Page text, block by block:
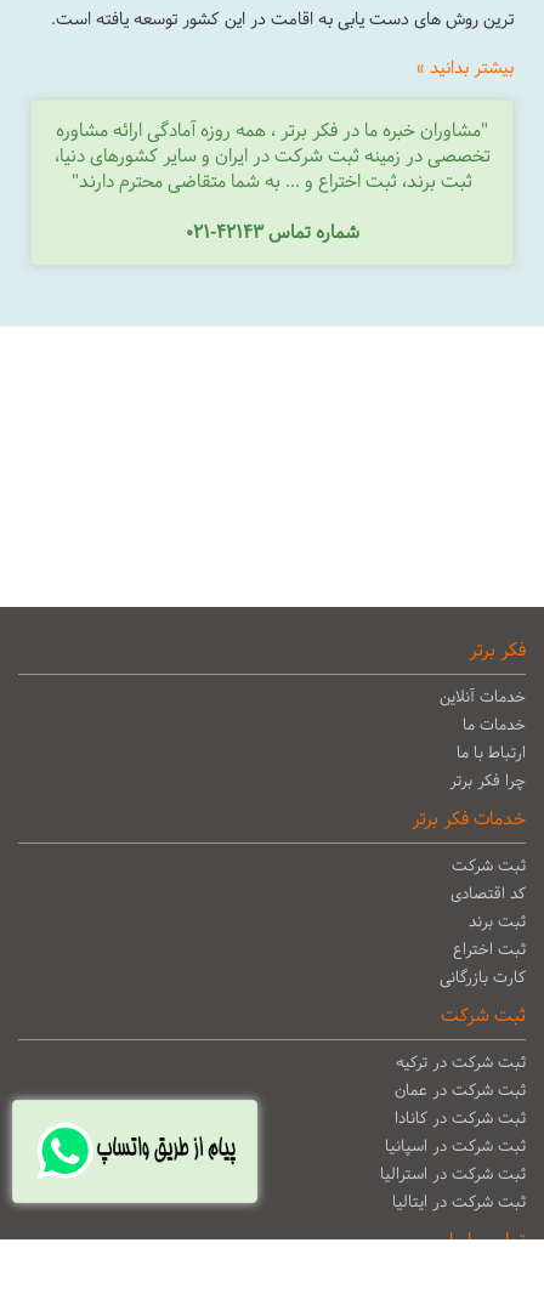
ترین روش های دست یابی به اقامت در این کشور توسعه یافته است.
بیشتر بدانید »
"مشاوران خبره ما در فکر برتر ، همه روزه آمادگی ارائه مشاوره
تخصصی در زمینه ثبت شرکت در ایران و سایر کشورهای دنیا،
ثبت برند، ثبت اختراع و ... به شما متقاضی محترم دارند"
شماره تماس 42143-021
فکر برتر
خدمات آنلاین
خدمات ما
ارتباط با ما
چرا فکر برتر
خدمات فکر برتر
ثبت شرکت
کد اقتصادی
ثبت برند
ثبت اختراع
کارت بازرگانی
ثبت شرکت
ثبت شرکت در ترکیه
ثبت شرکت در عمان
ثبت شرکت در کانادا
ثبت شرکت در اسپانیا
ثبت شرکت در استرالیا
ثبت شرکت در ایتالیا
تماس با ما